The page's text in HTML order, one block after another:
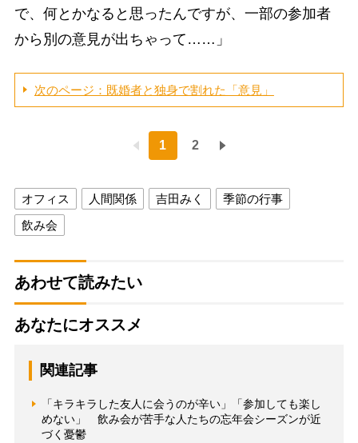
で、何とかなると思ったんですが、一部の参加者
から別の意見が出ちゃって……」
次のページ：既婚者と独身で割れた「意見」
1 2
オフィス 人間関係 吉田みく
季節の行事
飲み会
あわせて読みたい
あなたにオススメ
関連記事
「キラキラした友人に会うのが辛い」「参加しても楽し
めない」 飲み会が苦手な人たちの忘年会シーズンが近
づく憂鬱